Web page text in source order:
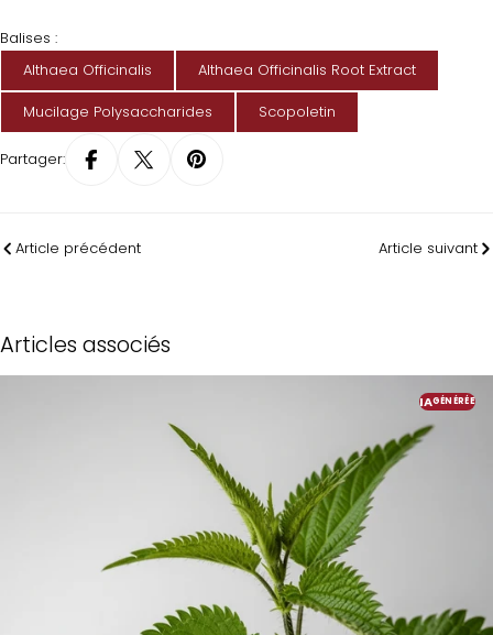
Balises :
Althaea Officinalis
Althaea Officinalis Root Extract
Mucilage Polysaccharides
Scopoletin
Partager:
Article précédent Article suivant
Articles associés
IAGÉNÉRÉE